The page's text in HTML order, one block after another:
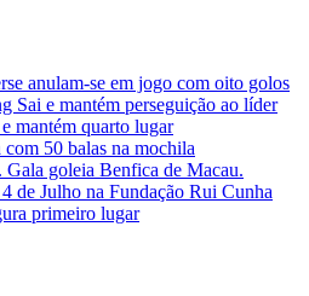
anulam-se em jogo com oito golos
Sai e mantém perseguição ao líder
mantém quarto lugar
50 balas na mochila
goleia Benfica de Macau.
de Julho na Fundação Rui Cunha
primeiro lugar